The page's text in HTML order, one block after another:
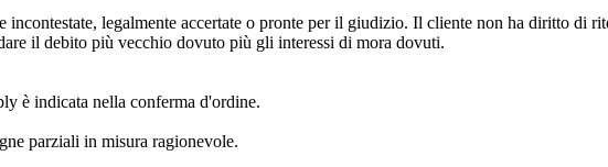
incontestate, legalmente accertate o pronte per il giudizio. Il cliente non ha diritto di
il debito più vecchio dovuto più gli interessi di mora dovuti.
è indicata nella conferma d'ordine.
parziali in misura ragionevole.